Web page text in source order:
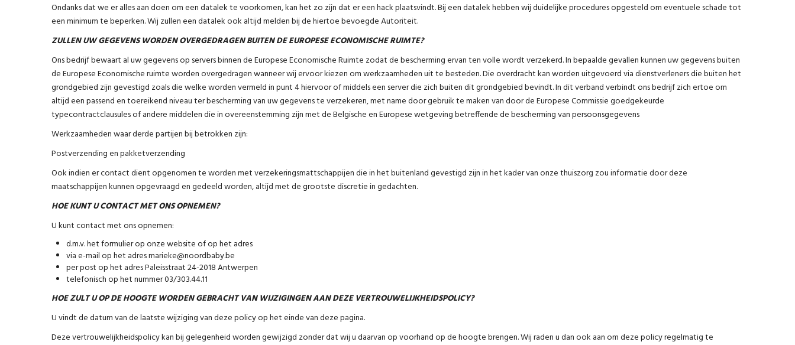
Ondanks dat we er alles aan doen om een datalek te voorkomen, kan het zo zijn dat er een hack plaatsvindt. Bij een datalek hebben wij duidelijke procedures opgesteld om eventuele schade tot
een minimum te beperken. Wij zullen een datalek ook altijd melden bij de hiertoe bevoegde Autoriteit.
ZULLEN UW GEGEVENS WORDEN OVERGEDRAGEN BUITEN DE EUROPESE ECONOMISCHE RUIMTE?
Ons bedrijf bewaart al uw gegevens op servers binnen de Europese Economische Ruimte zodat de bescherming ervan ten volle wordt verzekerd. In bepaalde gevallen kunnen uw gegevens buiten
de Europese Economische ruimte worden overgedragen wanneer wij ervoor kiezen om werkzaamheden uit te besteden. Die overdracht kan worden uitgevoerd via dienstverleners die buiten het
grondgebied zijn gevestigd zoals die welke worden vermeld in punt 4 hiervoor of middels een server die zich buiten dit grondgebied bevindt. In dit verband verbindt ons bedrijf zich ertoe om
altijd een passend en toereikend niveau ter bescherming van uw gegevens te verzekeren, met name door gebruik te maken van door de Europese Commissie goedgekeurde
typecontractclausules of andere middelen die in overeenstemming zijn met de Belgische en Europese wetgeving betreffende de bescherming van persoonsgegevens
Werkzaamheden waar derde partijen bij betrokken zijn:
Postverzending en pakketverzending
Ook indien er contact dient opgenomen te worden met verzekeringsmattschappijen die in het buitenland gevestigd zijn in het kader van onze thuiszorg zou informatie door deze
maatschappijen kunnen opgevraagd en gedeeld worden, altijd met de grootste discretie in gedachten.
HOE KUNT U CONTACT MET ONS OPNEMEN?
U kunt contact met ons opnemen:
d.m.v. het formulier op onze website of op het adres
via e-mail op het adres marieke@noordbaby.be
per post op het adres Paleisstraat 24-2018 Antwerpen
telefonisch op het nummer 03/303.44.11
HOE ZULT U OP DE HOOGTE WORDEN GEBRACHT VAN WIJZIGINGEN AAN DEZE VERTROUWELIJKHEIDSPOLICY?
U vindt de datum van de laatste wijziging van deze policy op het einde van deze pagina.
Deze vertrouwelijkheidspolicy kan bij gelegenheid worden gewijzigd zonder dat wij u daarvan op voorhand op de hoogte brengen. Wij raden u dan ook aan om deze policy regelmatig te